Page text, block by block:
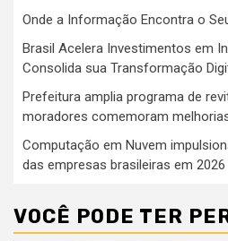
Onde a Informação Encontra o
Brasil Acelera Investimentos em
Consolida sua Transformação
Prefeitura amplia programa de
moradores comemoram
Computação em Nuvem
das empresas brasileiras em 2026
VOCÊ PODE TER